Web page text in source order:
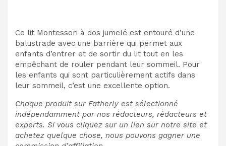
Ce lit Montessori à dos jumelé est entouré d’une
balustrade avec une barrière qui permet aux
enfants d’entrer et de sortir du lit tout en les
empêchant de rouler pendant leur sommeil. Pour
les enfants qui sont particulièrement actifs dans
leur sommeil, c’est une excellente option.
Chaque produit sur Fatherly est sélectionné
indépendamment par nos rédacteurs, rédacteurs et
experts. Si vous cliquez sur un lien sur notre site et
achetez quelque chose, nous pouvons gagner une